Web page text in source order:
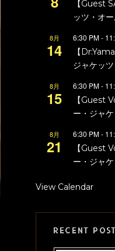
【Guest
ッツ・オ
8月
14
6:30 PM-
【
ジャケッ
8月
15
6:30 PM-
【Guest
ー・ジャ
8月
21
6:30 PM-
【Guest
ー・ジャ
View Calendar
RECENT